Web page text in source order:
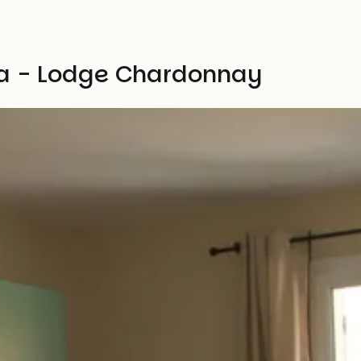
- Lodge Chardonnay